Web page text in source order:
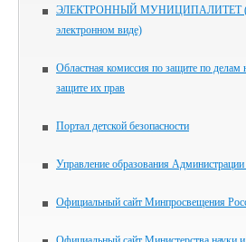
ЭЛЕКТРОННЫЙ МУНИЦИПАЛИТЕТ
электронном виде)
Областная комиссия по защите по делам
защите их прав
Портал детской безопасности
Управление образования Администрации
Официальный сайт Минпросвещения